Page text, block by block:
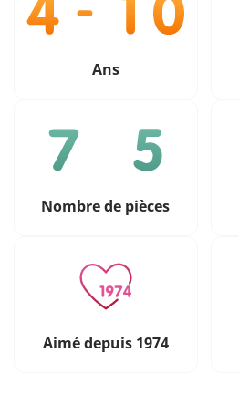
Ans
Nombre de pièces
Aimé depuis 1974